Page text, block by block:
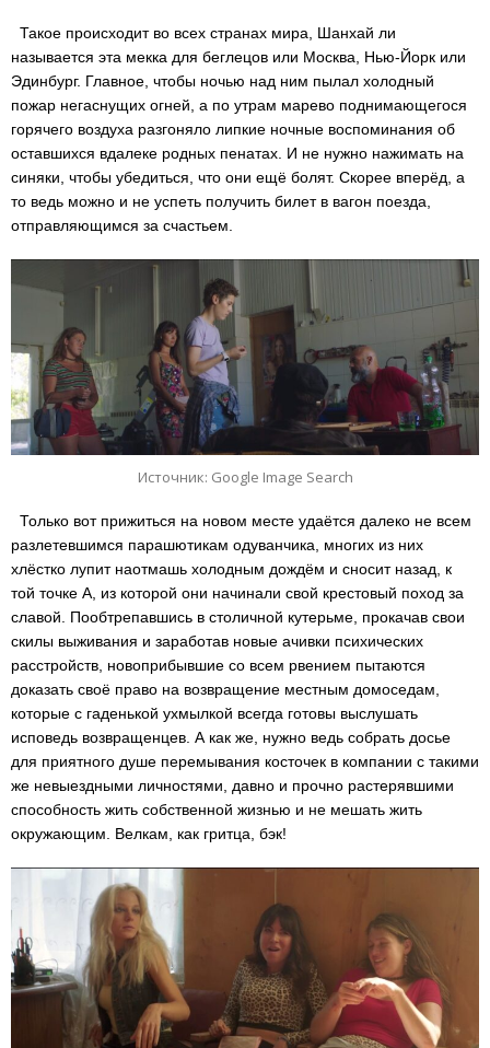
Такое происходит во всех странах мира, Шанхай ли
называется эта мекка для беглецов или Москва, Нью-Йорк или
Эдинбург. Главное, чтобы ночью над ним пылал холодный
пожар негаснущих огней, а по утрам марево поднимающегося
горячего воздуха разгоняло липкие ночные воспоминания об
оставшихся вдалеке родных пенатах. И не нужно нажимать на
синяки, чтобы убедиться, что они ещё болят. Скорее вперёд, а
то ведь можно и не успеть получить билет в вагон поезда,
отправляющимся за счастьем.
Источник: Google Image Search
Только вот прижиться на новом месте удаётся далеко не всем
разлетевшимся парашютикам одуванчика, многих из них
хлёстко лупит наотмашь холодным дождём и сносит назад, к
той точке А, из которой они начинали свой крестовый поход за
славой. Пообтрепавшись в столичной кутерьме, прокачав свои
скилы выживания и заработав новые ачивки психических
расстройств, новоприбывшие со всем рвением пытаются
доказать своё право на возвращение местным домоседам,
которые с гаденькой ухмылкой всегда готовы выслушать
исповедь возвращенцев. А как же, нужно ведь собрать досье
для приятного душе перемывания косточек в компании с такими
же невыездными личностями, давно и прочно растерявшими
способность жить собственной жизнью и не мешать жить
окружающим. Велкам, как гритца, бэк!